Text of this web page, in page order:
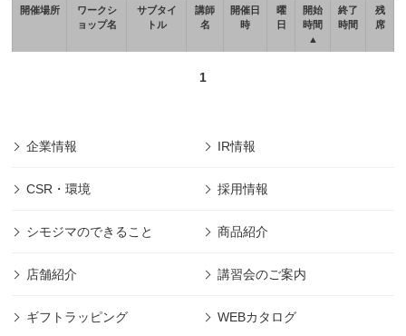
開催場所
ワークシ
ョップ名
サブタイ
トル
講師
名
開催日
時
曜
日
開始
時間
▲
終了
時間
残
席
1
企業情報 IR情報
CSR・環境 採用情報
シモジマのできること 商品紹介
店舗紹介 講習会のご案内
ギフトラッピング WEBカタログ